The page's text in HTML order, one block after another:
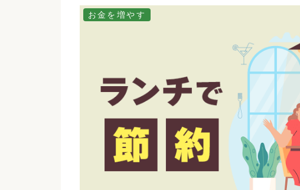
お金を増やす